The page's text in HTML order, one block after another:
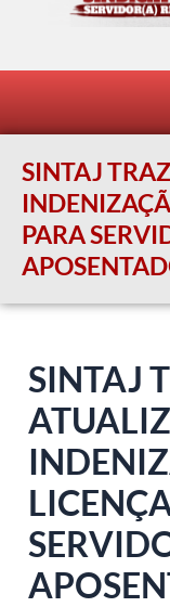
SINTAJ
PARA
SINTAJ